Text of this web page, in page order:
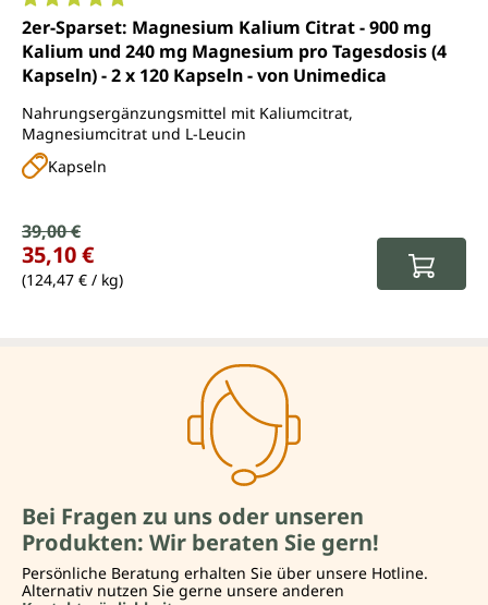
Durchschnittliche Bewertung von 4.9 von 5 Sternen
2er-Sparset: Magnesium Kalium Citrat - 900 mg
Kalium und 240 mg Magnesium pro Tagesdosis (4
Kapseln) - 2 x 120 Kapseln - von Unimedica
Nahrungsergänzungsmittel mit Kaliumcitrat,
Magnesiumcitrat und L-Leucin
Kapseln
Verkaufspreis:
Regulärer Preis:
39,00 €
35,10 €
(124,47 € / kg)
Bei Fragen zu uns oder unseren
Produkten: Wir beraten Sie gern!
Persönliche Beratung erhalten Sie über unsere Hotline.
Alternativ nutzen Sie gerne unsere anderen